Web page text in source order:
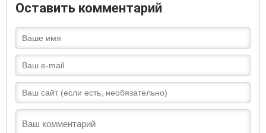
Оставить комментарий